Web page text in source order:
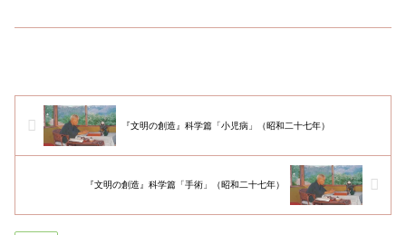
『文明の創造』科学篇「小児病」（昭和二十七年）
『文明の創造』科学篇「手術」（昭和二十七年）